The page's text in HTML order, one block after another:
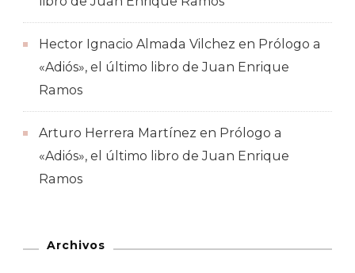
Hector Ignacio Almada Vilchez en Prólogo a
«Adiós», el último libro de Juan Enrique
Ramos
Arturo Herrera Martínez en Prólogo a
«Adiós», el último libro de Juan Enrique
Ramos
Archivos